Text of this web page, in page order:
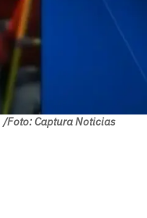
/Foto: Captura Noticias